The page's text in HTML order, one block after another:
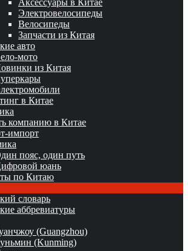
Аксессуары в Китае
Электровелосипеды
Велосипеды
Запчасти из Китая
авто
мото
из Китая
в Китае
компанию в Китае
импорт
пояс, один путь
юань
по Китаю
словарь
аббревиатуры
(Guangzhou)
(Kunming)